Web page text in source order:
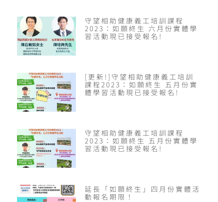
守望相助健康義工培訓課程
2023：如願終生 六月份實體學
習活動現已接受報名!
[更新!]守望相助健康義工培訓
課程2023：如願終生 五月份實
體學習活動現已接受報名!
守望相助健康義工培訓課程
2023：如願終生 五月份實體學
習活動現已接受報名!
延長「如願終生」四月份實體活
動報名期限！